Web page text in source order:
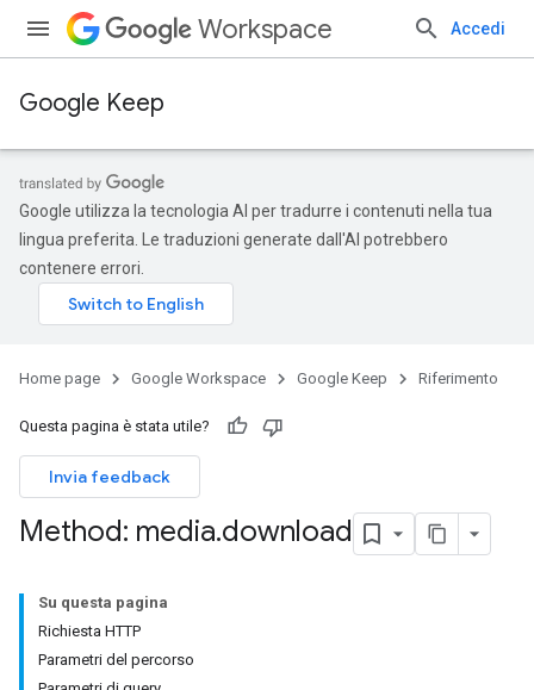
Workspace Accedi
Google Keep
Google utilizza la tecnologia AI per tradurre i contenuti nella tua
lingua preferita. Le traduzioni generate dall'AI potrebbero
contenere errori.
Home page Google Workspace Google Keep Riferimento
Questa pagina è stata utile?
Invia feedback
Method: media.download
Su questa pagina
Richiesta HTTP
Parametri del percorso